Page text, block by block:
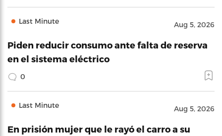
Last Minute Aug 5, 2026
Piden reducir consumo ante falta de reserva
en el sistema eléctrico
0
Last Minute Aug 5, 2026
En prisión mujer que le rayó el carro a su